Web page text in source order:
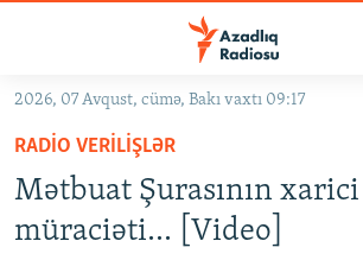
Əsas
qayıt
Əsas
naviqasiyaya
qayıt
GÜNDƏM
#İZAHLA
KORRUPSIOMETR
2026, 07 Avqust, cümə, Bakı vaxtı 09:17
RADIO VERILIŞLƏR
Mətbuat Şurasının
müraciəti… [Video]